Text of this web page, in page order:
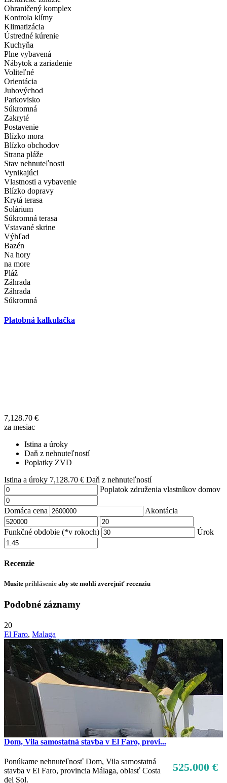
Ohraničený komplex
Kontrola klímy
Klimatizácia
Ústredné kúrenie
Kuchyňa
Plne vybavená
Nábytok a zariadenie
Voliteľné
Orientácia
Juhovýchod
Parkovisko
Súkromná
Zakryté
Postavenie
Blízko mora
Blízko obchodov
Strana pláže
Stav nehnuteľnosti
Vynikajúci
Vlastnosti a vybavenie
Blízko dopravy
Krytá terasa
Solárium
Súkromná terasa
Vstavané skrine
Výhľad
Bazén
Na hory
na more
Pláž
Záhrada
Záhrada
Súkromná
Platobná kalkulačka
7,128.70 €
za mesiac
Istina a úroky
Daň z nehnuteľností
Poplatky ZVD
Istina a úroky 7,128.70 € Daň z nehnuteľností
Poplatok združenia vlastníkov domov
Domáca cena Akontácia
Funkčné obdobie (*v rokoch) Úrok
Recenzie
Musíte prihlásenie aby ste mohli zverejniť recenziu
Podobné záznamy
20
El Faro, Malaga
Dom, Vila samostatná stavba v El Faro, provi...
525.000 €
Ponúkame nehnuteľnosť Dom, Vila samostatná
stavba v El Faro, provincia Málaga, oblasť Costa
del Sol.